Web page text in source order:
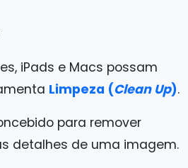
iPads e Macs possam
Limpeza (Clean Up).
para remover
detalhes de uma imagem.